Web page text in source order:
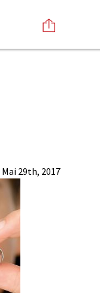
Mai 29th, 2017